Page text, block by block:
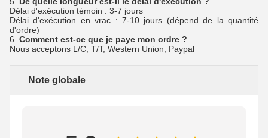
Délai d'exécution témoin : 3-7 jours
Délai d'exécution en vrac : 7-10 jours (dépend de la quantité
d'ordre)
6. Comment est-ce que je paye mon ordre ?
Nous acceptons L/C, T/T, Western Union, Paypal
Note globale